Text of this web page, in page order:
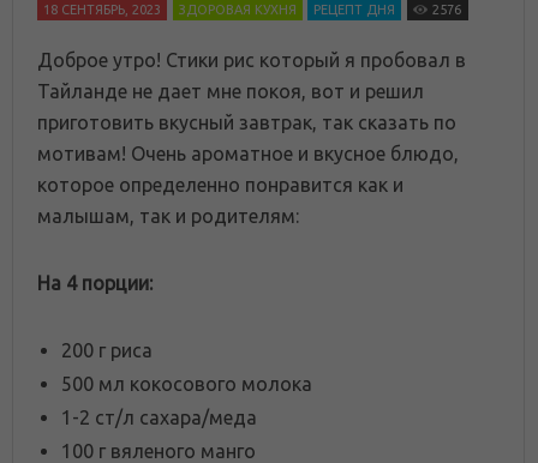
18 СЕНТЯБРЬ, 2023 ЗДОРОВАЯ КУХНЯ РЕЦЕПТ ДНЯ 2576
Доброе утро! Стики рис который я пробовал в
Тайланде не дает мне покоя, вот и решил
приготовить вкусный завтрак, так сказать по
мотивам! Очень ароматное и вкусное блюдо,
которое определенно понравится как и
малышам, так и родителям:
На 4 порции:
200 г риса
500 мл кокосового молока
1-2 ст/л сахара/меда
100 г вяленого манго